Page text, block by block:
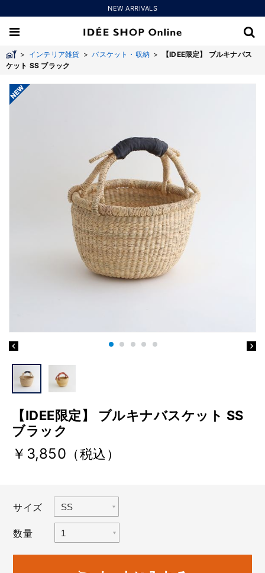
NEW ARRIVALS
> インテリア雑貨 >バスケット・収納 >
【IDEE限定】 ブルキナバス
ケット SS ブラック
【IDEE限定】 ブルキナバスケット SS
ブラック
￥3,850 （税込）
サイズ
数量